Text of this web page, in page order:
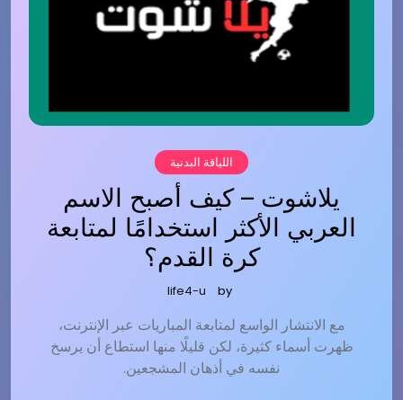
اللياقة البدنية
يلاشوت – كيف أصبح الاسم
العربي الأكثر استخدامًا لمتابعة
كرة القدم؟
by
life4-u
مع الانتشار الواسع لمتابعة المباريات عبر الإنترنت،
ظهرت أسماء كثيرة، لكن قليلًا منها استطاع أن يرسخ
نفسه في أذهان المشجعين.